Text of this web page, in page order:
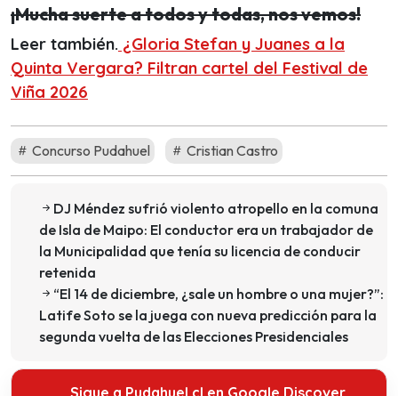
¡Mucha suerte a todos y todas, nos vemos!
Leer también. ¿Gloria Stefan y Juanes a la
Quinta Vergara? Filtran cartel del Festival de
Viña 2026
Concurso Pudahuel Cristian Castro
DJ Méndez sufrió violento atropello en la comuna
de Isla de Maipo: El conductor era un trabajador de
la Municipalidad que tenía su licencia de conducir
retenida
“El 14 de diciembre, ¿sale un hombre o una mujer?”:
Latife Soto se la juega con nueva predicción para la
segunda vuelta de las Elecciones Presidenciales
Sigue a Pudahuel.cl en Google Discover